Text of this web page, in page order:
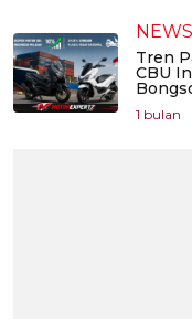
NEWS
Tren
CBU
1 bulan